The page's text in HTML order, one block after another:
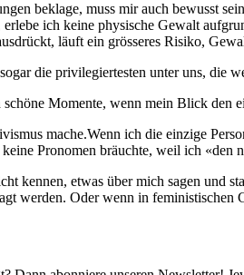
beklage, muss mir auch bewusst
ich keine physische Gewalt
läuft ein grösseres Risiko,
die privilegiertesten unter uns, die
Momente, wenn mein Blick den
mache.Wenn ich die einzige
Pronomen bräuchte, weil ich «den
kennen, etwas über mich sagen und
werden. Oder wenn in